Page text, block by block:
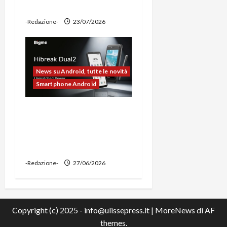
-Redazione- 23/07/2026
News su Android, tutte le novità
Smartphone Android
-Redazione- 27/06/2026
Copyright (c) 2025 - info@ulissepress.it | MoreNews di AF
themes.